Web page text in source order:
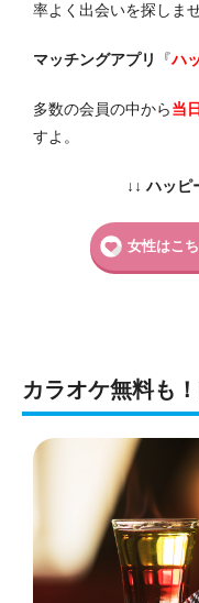
率よく出会いを探しま
マッチングアプリ 『ハ
多数の会員の中から当
すよ。
↓↓ ハッピ
女性はこ
カラオケ無料も